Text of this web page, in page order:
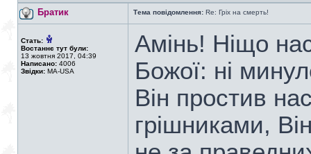
Братик Тема повідомлення: Re: Гріх на смерть!
Стать:
Востаннє тут були:
13 жовтня 2017, 04:39
Написано: 4006
Звідки: MA-USA
Амінь! Ніщо
Божої: ні
Він простив
грішниками,